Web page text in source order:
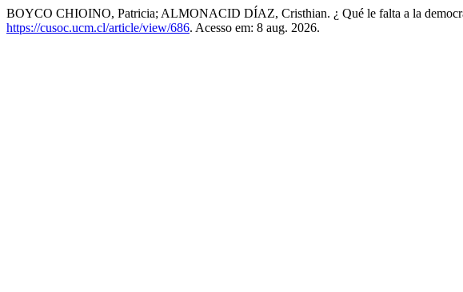
BOYCO CHIOINO, Patricia; ALMONACID DÍAZ, Cristhian. ¿ Qué le falta a la
https://cusoc.ucm.cl/article/view/686. Acesso em: 8 aug. 2026.